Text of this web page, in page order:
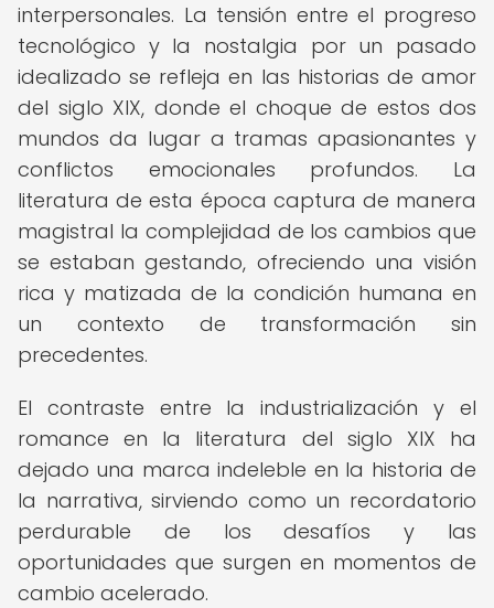
interpersonales. La tensión entre el progreso
tecnológico y la nostalgia por un pasado
idealizado se refleja en las historias de amor
del siglo XIX, donde el choque de estos dos
mundos da lugar a tramas apasionantes y
conflictos emocionales profundos. La
literatura de esta época captura de manera
magistral la complejidad de los cambios que
se estaban gestando, ofreciendo una visión
rica y matizada de la condición humana en
un contexto de transformación sin
precedentes.
El contraste entre la industrialización y el
romance en la literatura del siglo XIX ha
dejado una marca indeleble en la historia de
la narrativa, sirviendo como un recordatorio
perdurable de los desafíos y las
oportunidades que surgen en momentos de
cambio acelerado.